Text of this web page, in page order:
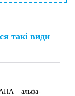
такі види
– альфа-